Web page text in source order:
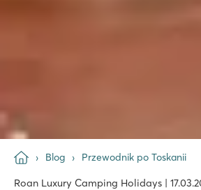
Blog Przewodnik po Toskanii
Roan Luxury Camping Holidays |